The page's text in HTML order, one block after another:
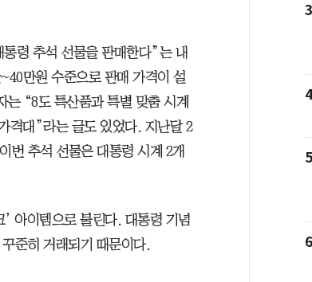
령 추석 선물을 판매한다”는 내
만원 수준으로 판매 가격이 설
“8도 특산품과 특별 맞춤 시계
격대”라는 글도 있었다. 지난달 2
번 추석 선물은 대통령 시계 2개
아이템으로 불린다. 대통령 기념
준히 거래되기 때문이다.
3
5
6